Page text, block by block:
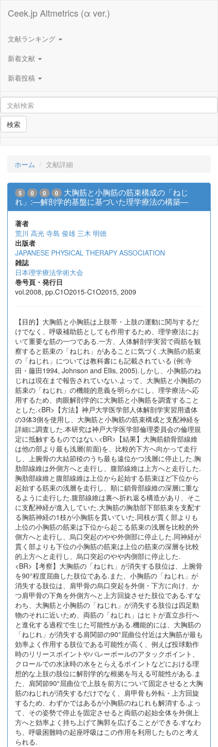
Ceek.jp Altmetrics (α ver.)
文献ランキング
新着文献
新着投稿
検索
ホーム 文献詳細
5 0 0 0
大胸筋と小胸筋の筋束構成の「ねじ
れ」:―解剖学的基盤に基づいた理学療法の構築―
著者
荒川 高光 寺島 俊雄 三木 明徳
出版者
JAPANESE PHYSICAL THERAPY ASSOCIATION
雑誌
日本理学療法学術大会
巻号頁・発行日
vol.2008, pp.C1O2015-C1O2015, 2009
【目的】大胸筋と小胸筋は上肢帯・上肢の運動に関与するだ
けでなく、呼吸補助筋としても作用するため、理学療法にお
いて重要な筋の一つである.一方、人体解剖学実習で両筋を観
察すると筋束の「ねじれ」があることに気づく.大胸筋の筋束
の「ねじれ」については教科書にも記載されている (例:寺
田・藤田1994, Johnson and Ellis, 2005).しかし、小胸筋のね
じれは現在まで報告されていない.よって、大胸筋と小胸筋の
筋束の「ねじれ」の機能的意義を明らかにし、理学療法へ応
用するため、肉眼解剖学的に大胸筋と小胸筋を調査すること
とした.<BR>【方法】神戸大学医学部人体解剖学実習用遺体
の3体3側を使用し、大胸筋と小胸筋の筋束構成と支配神経を
詳細に調査した.本研究は神戸大学医学部倫理委員会の倫理規
定に抵触するものではない.<BR>【結果】大胸筋鎖骨部線維
は他の部より最も浅層(前面)を、比較的下方へ向かって走行
し、上腕骨の大結節稜のうち最も遠位かつ浅層に停止した.胸
肋部線維は外側方へと走行し、腹部線維は上方へと走行した.
胸肋部線維と腹部線維は上位から起始する筋束ほど下位から
起始する筋束の浅層を走行し、順に鎖骨部線維の深層に重な
るように走行した.腹部線維は裏へ折れ返る構造があり、そこ
に支配神経が進入していた.大胸筋の胸肋部下部筋束を支配す
る胸筋神経の1枝が小胸筋を貫いていた.同枝が貫く部よりも
上位の小胸筋の筋束は下位から起こる筋束の浅層を比較的外
側方へと走行し、烏口突起のやや外側部に停止した.同神経が
貫く部よりも下位の小胸筋の筋束は上位の筋束の深層を比較
的上方へと走行し、烏口突起のやや内側部に停止した.
<BR>【考察】大胸筋の「ねじれ」が消失する肢位は、上腕骨
を90°程度屈曲した肢位である.また、小胸筋の「ねじれ」が
消失する肢位は、肩甲骨の烏口突起を外側・下方に向け、か
つ肩甲骨の下角を外側方へと上方回旋させた肢位である.すな
わち、大胸筋と小胸筋の「ねじれ」が消失する肢位は四足動
物のそれに近いため、両筋の「ねじれ」はヒトが直立歩行へ
と進化する過程で生じた可能性がある.機能的には、大胸筋の
「ねじれ」が消失する肩関節の90°屈曲位付近は大胸筋が最も
効率よく作用する肢位である可能性が高く、例えば投球動作
時のリリースポイントやバレーボールのアタックポイント、
クロールでの水泳時の水をとらえるポイントなどにおける理
想的な上肢の肢位に解剖学的な根拠を与える可能性がある.ま
た、肩関節90°屈曲位で上肢を前方について固定させると大胸
筋のねじれが消失するだけでなく、肩甲骨も外転・上方回旋
するため、わずかではあるが小胸筋のねじれも解消する.よっ
て、その姿勢で停止を固定させると両筋の起始全体を外側上
方へと効率よく持ち上げて胸郭を広げることができる.すなわ
ち、呼吸困難時の起座呼吸はこの作用を利用したものと考え
られる.